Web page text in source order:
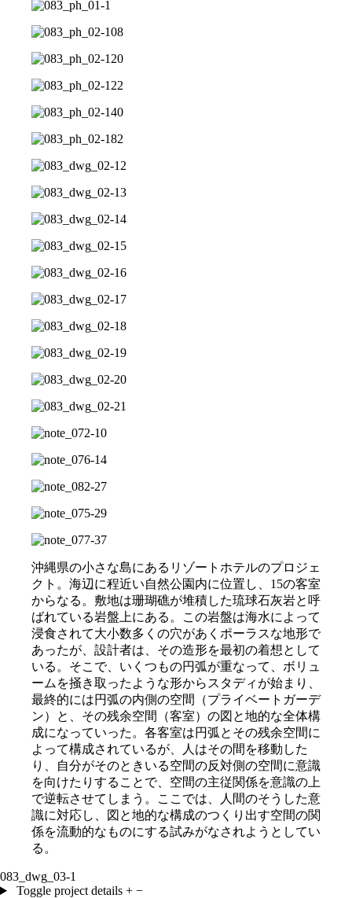
沖縄県の小さな島にあるリゾートホテルのプロジェ
クト。海辺に程近い自然公園内に位置し、 15の客室
からなる。敷地は珊瑚礁が堆積した琉球石灰岩と呼
ばれている岩盤上にある。この岩盤は海水によって
浸食されて大小数多くの穴があくポーラスな地形で
あったが、設計者は、その造形を最初の着想として
いる。そこで、いくつもの円弧が重なって、ボリュ
ームを掻き取ったような形からスタディが始まり、
最終的には円弧の内側の空間（プライベートガーデ
ン）と、その残余空間（客室）の図と地的な全体構
成になっていった。各客室は円弧とその残余空間に
よって構成されているが、人はその間を移動した
り、自分がそのときいる空間の反対側の空間に意識
を向けたりすることで、空間の主従関係を意識の上
で逆転させてしまう。ここでは、人間のそうした意
識に対応し、図と地的な構成のつくり出す空間の関
係を流動的なものにする試みがなされようとしてい
る。
083_dwg_03-1
Toggle project details + −